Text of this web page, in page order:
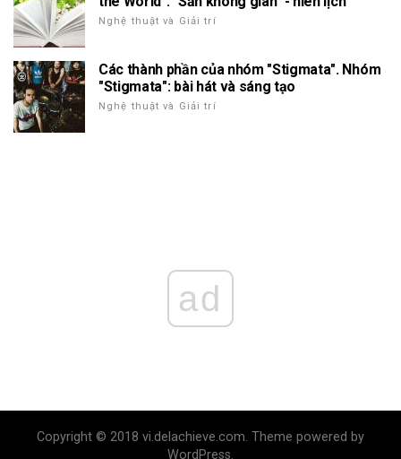
Nghệ thuật và Giải trí
Các thành phần của nhóm "Stigmata". Nhóm
"Stigmata": bài hát và sáng tạo
Nghệ thuật và Giải trí
ad
Copyright © 2018 vi.delachieve.com. Theme powered by
WordPress.